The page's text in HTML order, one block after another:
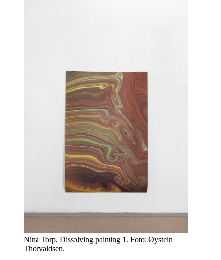
Nina Torp, Dissolving painting 1. Foto: Øystein
Thorvaldsen.